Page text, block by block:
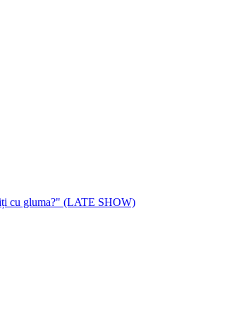
cu gluma?" (LATE SHOW)